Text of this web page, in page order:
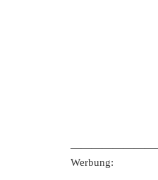
Werbung: